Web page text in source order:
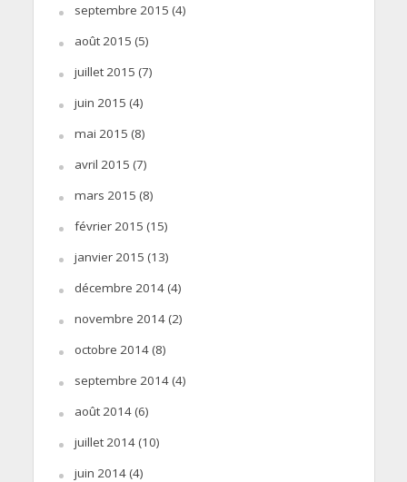
septembre 2015 (4)
août 2015 (5)
juillet 2015 (7)
juin 2015 (4)
mai 2015 (8)
avril 2015 (7)
mars 2015 (8)
février 2015 (15)
janvier 2015 (13)
décembre 2014(4)
novembre 2014(2)
octobre 2014(8)
septembre 2014(4)
août 2014(6)
juillet 2014(10)
juin 2014(4)